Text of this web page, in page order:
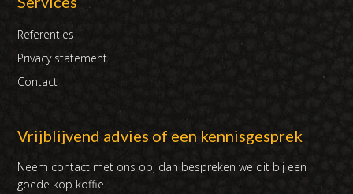
Referenties
Privacy statement
Contact
Vrijblijvend advies of een kennisgesprek
Neem contact met ons op, dan bespreken we dit bij een
goede kop koffie.